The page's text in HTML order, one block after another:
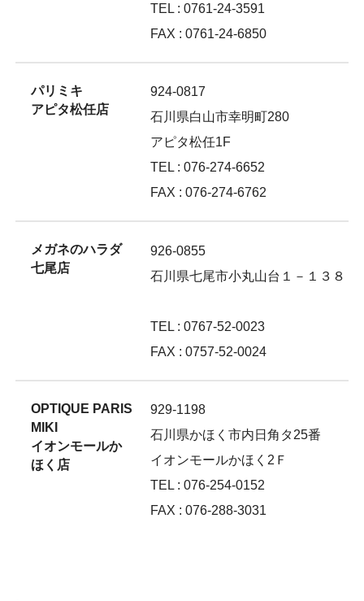
TEL : 0761-24-3591
FAX : 0761-24-6850
パリミキ
アピタ松任店
924-0817
石川県白山市幸明町280
アピタ松任1F
TEL : 076-274-6652
FAX : 076-274-6762
メガネのハラダ
七尾店
926-0855
石川県七尾市小丸山台１－１３８
TEL : 0767-52-0023
FAX : 0757-52-0024
OPTIQUE PARIS
MIKI
イオンモールか
ほく店
929-1198
石川県かほく市内日角タ25番
イオンモールかほく2Ｆ
TEL : 076-254-0152
FAX : 076-288-3031